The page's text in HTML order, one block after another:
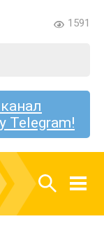
1591
Telegram!